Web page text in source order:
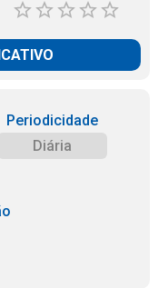
Periodicidade
Diária